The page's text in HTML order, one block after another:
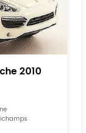
2010